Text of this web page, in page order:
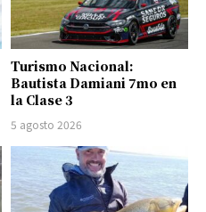
Turismo Nacional:
Bautista Damiani 7mo en
la Clase 3
5 agosto 2026